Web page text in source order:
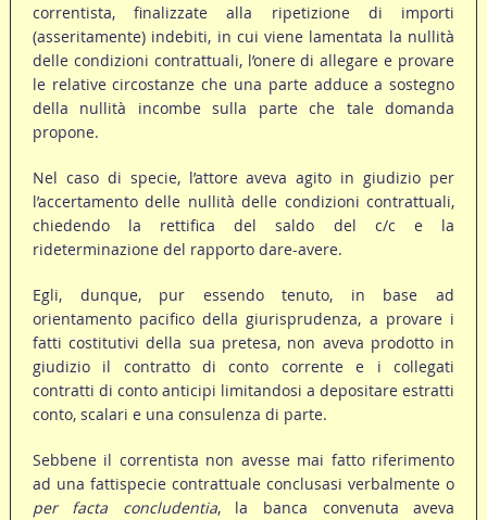
correntista, finalizzate alla ripetizione di importi
(asseritamente) indebiti, in cui viene lamentata la nullità
delle condizioni contrattuali, l’onere di allegare e provare
le relative circostanze che una parte adduce a sostegno
della nullità incombe sulla parte che tale domanda
propone.
Nel caso di specie, l’attore aveva agito in giudizio per
l’accertamento delle nullità delle condizioni contrattuali,
chiedendo la rettifica del saldo del c/c e la
rideterminazione del rapporto dare-avere.
Egli, dunque, pur essendo tenuto, in base ad
orientamento pacifico della giurisprudenza, a provare i
fatti costitutivi della sua pretesa, non aveva prodotto in
giudizio il contratto di conto corrente e i collegati
contratti di conto anticipi limitandosi a depositare estratti
conto, scalari e una consulenza di parte.
Sebbene il correntista non avesse mai fatto riferimento
ad una fattispecie contrattuale conclusasi verbalmente o
per facta concludentia, la banca convenuta aveva